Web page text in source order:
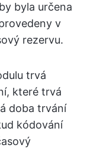
byla určena
v
rezervu.
trvá
které trvá
doba trvání
kódování